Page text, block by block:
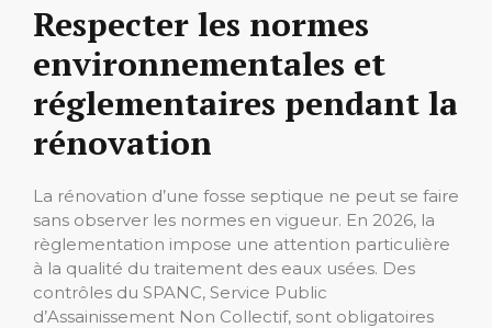
Respecter les normes
environnementales et
réglementaires pendant la
rénovation
La rénovation d’une fosse septique ne peut se faire
sans observer les normes en vigueur. En 2026, la
règlementation impose une attention particulière
à la qualité du traitement des eaux usées. Des
contrôles du SPANC, Service Public
d’Assainissement Non Collectif, sont obligatoires